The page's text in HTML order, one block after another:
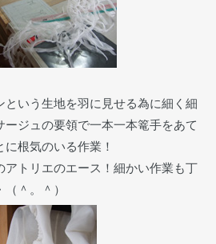
という生地を羽に見せる為に細く細
ージュの要領で一本一本篭手をあて
根気のいる作業！
アトリエのエース！細かい作業も丁
＾。＾）